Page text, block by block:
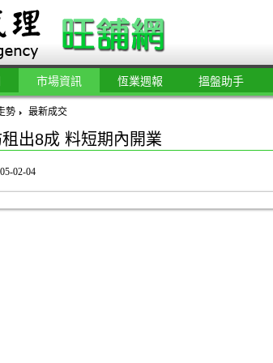
市場資訊 恆業週報 搵盤助手
勢 最新成交
出8成 料短期內開業
02-04